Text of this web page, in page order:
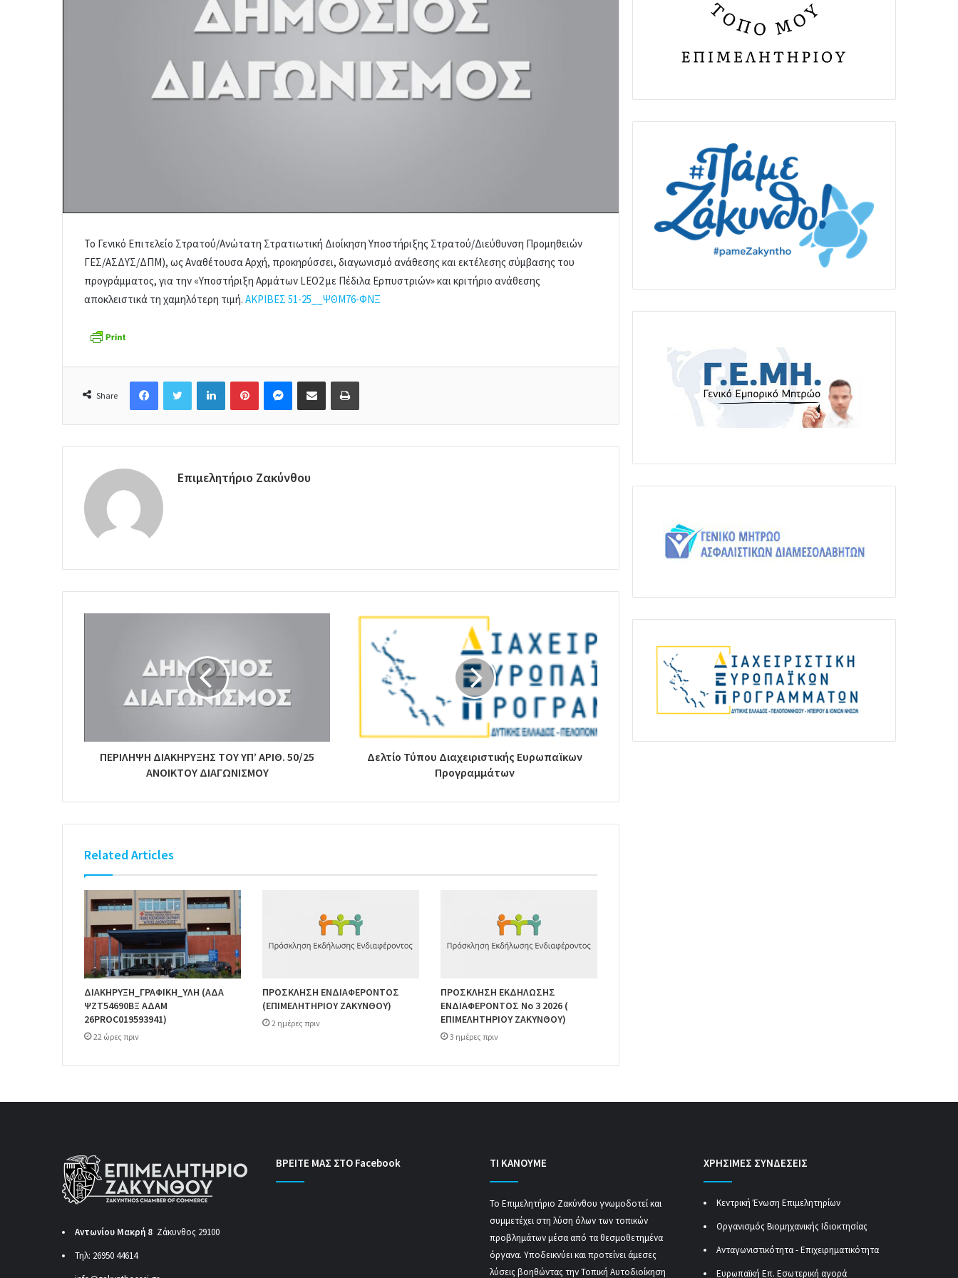
Το Γενικό Επιτελείο Στρατού/Ανώτατη Στρατιωτική Διοίκηση Υποστήριξης Στρατού/Διεύθυνση Προμηθειών
ΓΕΣ/ΑΣΔΥΣ/ΔΠΜ), ως Αναθέτουσα Αρχή, προκηρύσσει, διαγωνισμό ανάθεσης και εκτέλεσης σύμβασης του
προγράμματος, για την «Υποστήριξη Αρμάτων LEO2 με Πέδιλα Ερπυστριών» και κριτήριο ανάθεσης
αποκλειστικά τη χαμηλότερη τιμή. ΑΚΡΙΒΕΣ 51-25__ΨΘΜ76-ΦΝΞ
Share
Επιμελητήριο Ζακύνθου
ΠΕΡΙΛΗΨΗ ΔΙΑΚΗΡΥΞΗΣ ΤΟΥ ΥΠ’ ΑΡΙΘ. 50/25
ΑΝΟΙΚΤΟΥ ΔΙΑΓΩΝΙΣΜΟΥ
Δελτίο Τύπου Διαχειριστικής Ευρωπαϊκων
Προγραμμάτων
Related Articles
ΔΙΑΚΗΡΥΞΗ_ΓΡΑΦΙΚΗ_ΥΛΗ (ΑΔΑ
ΨΖΤ54690ΒΞ ΑΔΑΜ
26PROC019593941)
22 ώρες πριν
ΠΡΟΣΚΛΗΣΗ ΕΝΔΙΑΦΕΡΟΝΤΟΣ
(ΕΠΙΜΕΛΗΤΗΡΙΟΥ ΖΑΚΥΝΘΟΥ)
2 ημέρες πριν
ΠΡΟΣΚΛΗΣΗ ΕΚΔΗΛΩΣΗΣ
ΕΝΔΙΑΦΕΡΟΝΤΟΣ Νο 3 2026 (
ΕΠΙΜΕΛΗΤΗΡΙΟΥ ΖΑΚΥΝΘΟΥ)
3 ημέρες πριν
Αντωνίου Μακρή 8 Ζάκυνθος 29100
Τηλ: 26950 44614
ΒΡΕΙΤΕ ΜΑΣ ΣΤΟ Facebook ΤΙ ΚΑΝΟΥΜΕ
Το Επιμελητήριο Ζακύνθου γνωμοδοτεί και
συμμετέχει στη λύση όλων των τοπικών
προβλημάτων μέσα από τα θεσμοθετημένα
όργανα. Υποδεικνύει και προτείνει άμεσες
λύσεις βοηθώντας την Τοπική Αυτοδιοίκηση
ΧΡΗΣΙΜΕΣ ΣΥΝΔΕΣΕΙΣ
Κεντρική Ένωση Επιμελητηρίων
Οργανισμός Βιομηχανικής Ιδιοκτησίας
Ανταγωνιστικότητα - Επιχειρηματικότητα
Ευρωπαϊκή Επ. Εσωτερική αγορά